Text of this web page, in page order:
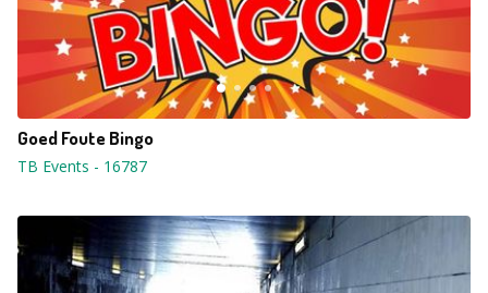
Goed Foute Bingo
TB Events - 16787